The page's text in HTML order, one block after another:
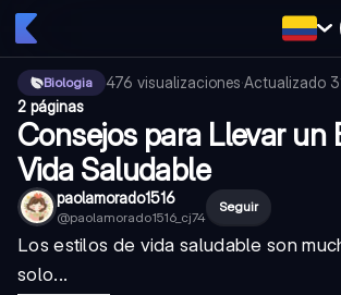
Biologia 476 visualizaciones·Actualizado
2 páginas
Consejos para Llevar un
Vida Saludable
paolamorado1516
@paolamorado1516_cj74
Seguir
Los estilos de vida saludable son
solo...